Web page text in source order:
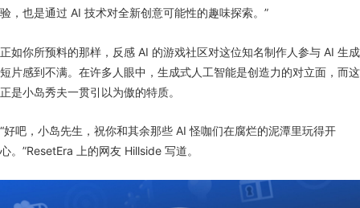
验，也是通过 AI 技术对全新创意可能性的趣味探索。”
正如你所预料的那样，反感 AI 的游戏社区对这位知名制作人参与 AI 生成
短片感到不满。在许多人眼中，生成式人工智能是创造力的对立面，而这
正是小岛秀夫一贯引以为傲的特质。
“好吧，小岛先生，祝你和其余那些 AI 怪咖们在腐烂的泥潭里玩得开
心。”ResetEra 上的网友 Hillside 写道。